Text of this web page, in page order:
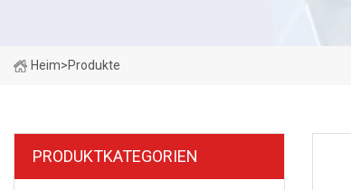
Heim>Produkte
PRODUKTKATEGORIEN